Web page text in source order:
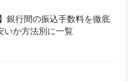
銀行間の振込手数料を徹底
いか方法別に一覧